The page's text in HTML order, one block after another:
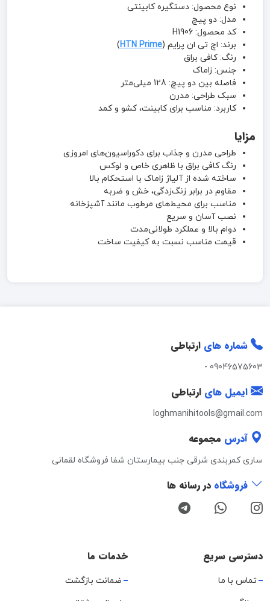
نوع محصول: دستگیره کابینتی
مدل: دو پیچ
کد محصول: H1906
برند: اچ تی ان پرایم (HTN Prime
)
رنگ: کافی براق
جنس: زاماک
فاصله بین دو پیچ: 128 میلی‌متر
سبک طراحی: مدرن
کاربرد: مناسب برای کابینت، کشو و کمد
مزایا
طراحی مدرن و جذاب برای دکوراسیون‌های امروزی
رنگ کافی براق با ظاهری خاص و لوکس
ساخته شده از آلیاژ زاماک با استحکام بالا
مقاوم در برابر زنگ‌زدگی، خش و ضربه
مناسب برای محیط‌های مرطوب مانند آشپزخانه
نصب آسان و سریع
دوام بالا و عملکرد طولانی‌مدت
قیمت مناسب نسبت به کیفیت ساخت
شماره های ارتباطی
09046575603
-
ایمیل های ارتباطی
loghmanihitools@gmail.com
آدرس مجموعه
ساری کمربندی شرقی جنب بیمارستان شفا فروشگاه لقمانی
فروشگاه در رسانه ها
دسترسی سریع
تماس با ما
خدمات ما
ضمانت بازگشت